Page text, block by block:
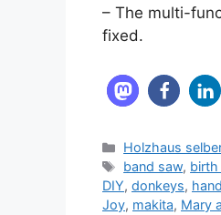
– The multi-
fixed.
Kategorien
Holzhaus
Schlagwörter
band saw,
DIY, donkeys,
Joy, makita, Mary